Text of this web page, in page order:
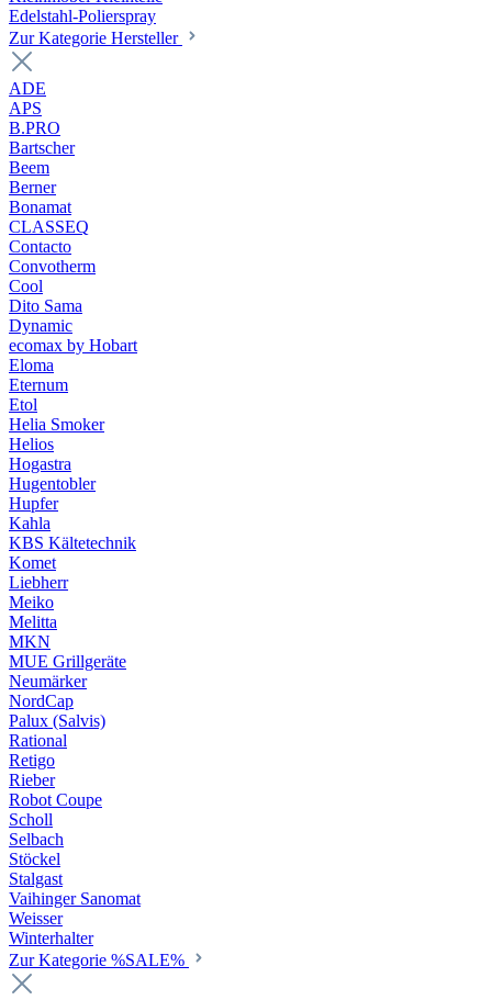
Edelstahl-Polierspray
Zur Kategorie Hersteller
ADE
APS
B.PRO
Bartscher
Beem
Berner
Bonamat
CLASSEQ
Contacto
Convotherm
Cool
Dito Sama
Dynamic
ecomax by Hobart
Eloma
Eternum
Etol
Helia Smoker
Helios
Hogastra
Hugentobler
Hupfer
Kahla
KBS Kältetechnik
Komet
Liebherr
Meiko
Melitta
MKN
MUE Grillgeräte
Neumärker
NordCap
Palux (Salvis)
Rational
Retigo
Rieber
Robot Coupe
Scholl
Selbach
Stöckel
Stalgast
Vaihinger Sanomat
Weisser
Winterhalter
Zur Kategorie %SALE%